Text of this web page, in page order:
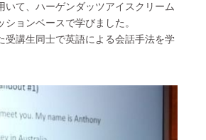
て、ハーゲンダッツアイスクリーム
ョンベースで学びました。
受講生同士で英語による会話手法を学